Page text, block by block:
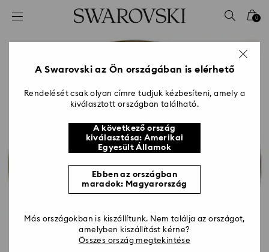
Hozzáférési-kulcs lista
2 - Lábléc
0
A Swarovski az Ön országában is elérhető
Rendelését csak olyan címre tudjuk kézbesíteni, amely a
kiválasztott országban található.
A következő ország
kiválasztása: Amerikai
Egyesült Államok
Ebben az országban
maradok: Magyarország
Más országokban is kiszállítunk. Nem találja az országot,
amelyben kiszállítást kérne?
Összes ország megtekintése